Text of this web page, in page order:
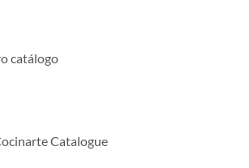
catálogo
Catalogue